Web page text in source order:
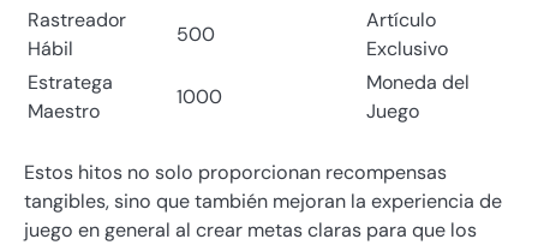
Rastreador
Hábil
500
Artículo
Exclusivo
Estratega
Maestro
1000
Moneda del
Juego
Estos hitos no solo proporcionan recompensas
tangibles, sino que también mejoran la experiencia de
juego en general al crear metas claras para que los